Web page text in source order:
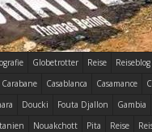
Globetrotter Reise Reiseblog
Carabane Casablanca Casamance
Doucki Fouta Djallon Gambia
Nouakchott Pita Reise